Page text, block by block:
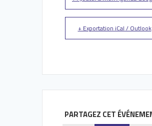
+ Exportation iCal / Outlook
PARTAGEZ CET